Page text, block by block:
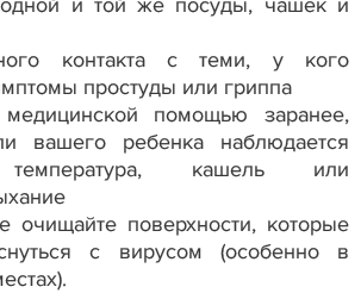
контакта с теми, у кого
простуды или гриппа
помощью заранее,
вашего ребенка наблюдается
кашель или
поверхности, которые
с вирусом (особенно в